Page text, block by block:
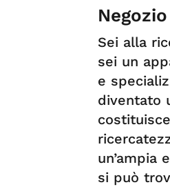
Sei alla
sei un
e
diventato
un’ampia
si può